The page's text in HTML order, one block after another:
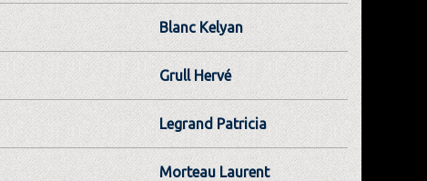
Blanc Kelyan
Grull Hervé
Legrand Patricia
Morteau Laurent